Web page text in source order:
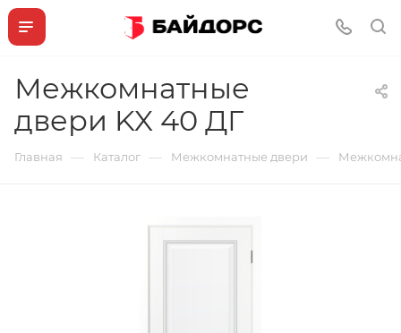
Межкомнатные
двери KX 40 ДГ
Главная — Каталог — Межкомнатные двери —